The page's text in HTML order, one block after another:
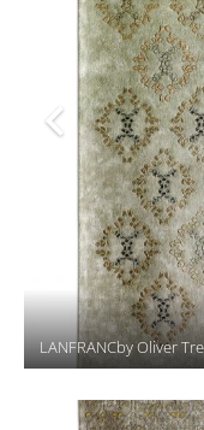
LANFRANCby Oliver